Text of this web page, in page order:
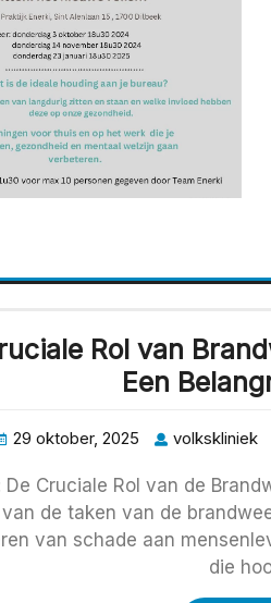
Rol van
Een
29 oktober, 2025 volkskliniek
De Cruciale Rol van de
de taken van de
van schade aan
die